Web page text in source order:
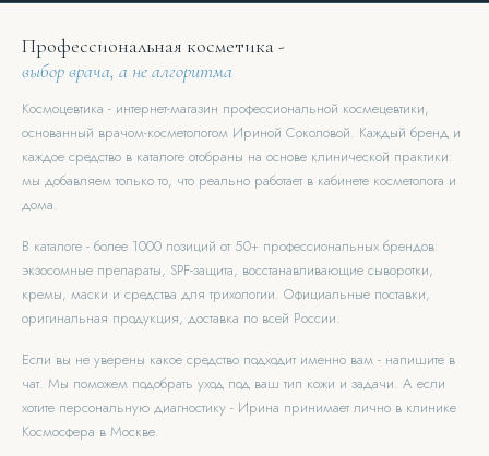
Профессиональная косметика -
выбор врача, а не алгоритма
Космоцевтика - интернет-магазин профессиональной космецевтики,
основанный врачом-косметологом Ириной Соколовой. Каждый бренд и
каждое средство в каталоге отобраны на основе клинической практики:
мы добавляем только то, что реально работает в кабинете косметолога и
дома.
В каталоге - более 1000 позиций от 50+ профессиональных брендов:
экзосомные препараты, SPF-защита, восстанавливающие сыворотки,
кремы, маски и средства для трихологии. Официальные поставки,
оригинальная продукция, доставка по всей России.
Если вы не уверены какое средство подходит именно вам - напишите в
чат. Мы поможем подобрать уход под ваш тип кожи и задачи. А если
хотите персональную диагностику - Ирина принимает лично в клинике
Космосфера в Москве.